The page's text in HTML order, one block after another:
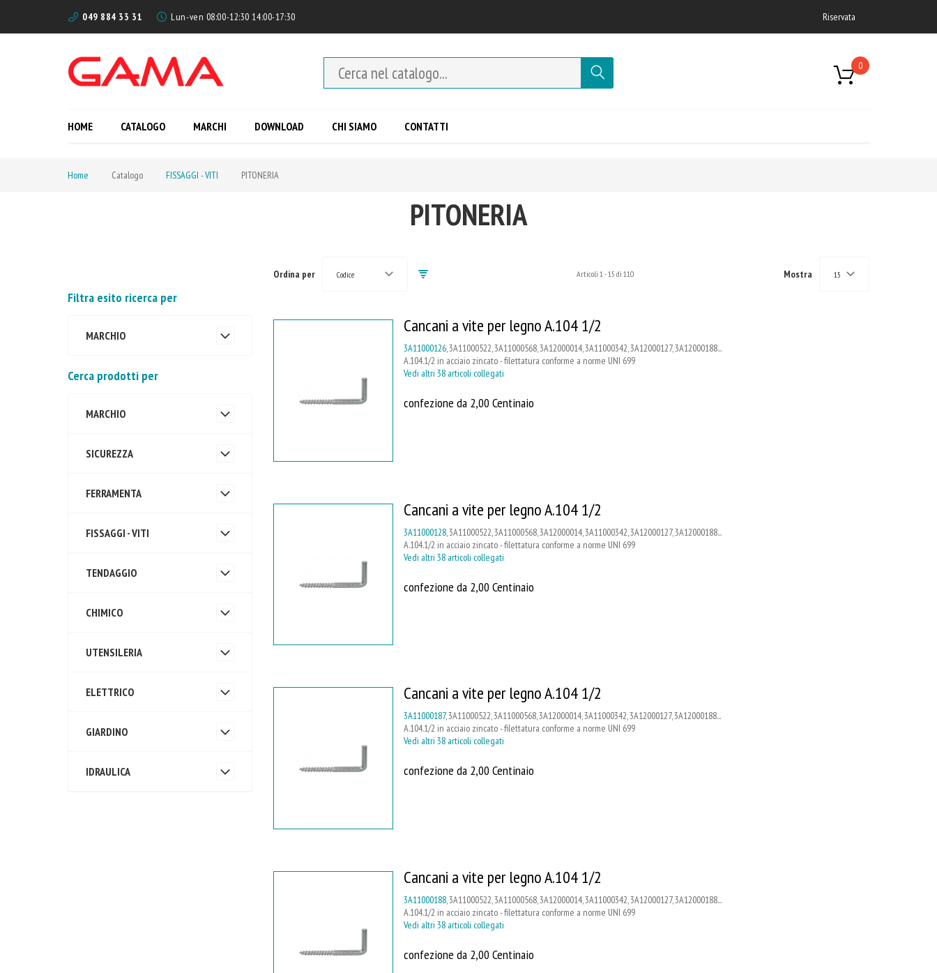
049 884 33 31 Lun-ven 08:00-12:30 14:00-17:30 Riservata
0
HOME CATALOGO MARCHI DOWNLOAD CHI SIAMO CONTATTI
Home Catalogo FISSAGGI - VITI PITONERIA
PITONERIA
Ordina per Codice Articoli 1-15 di 110 Mostra 15
Cancani a vite per legno A.104 1/2
3A11000126, 3A11000522, 3A11000568, 3A12000014, 3A11000342, 3A12000127, 3A12000188...
A.104.1/2 in acciaio zincato - filettatura conforme a norme UNI 699
Vedi altri 38 articoli collegati
confezione da 2,00 Centinaio
Cancani a vite per legno A.104 1/2
3A11000128, 3A11000522, 3A11000568, 3A12000014, 3A11000342, 3A12000127, 3A12000188...
A.104.1/2 in acciaio zincato - filettatura conforme a norme UNI 699
Vedi altri 38 articoli collegati
confezione da 2,00 Centinaio
Cancani a vite per legno A.104 1/2
3A11000187, 3A11000522, 3A11000568, 3A12000014, 3A11000342, 3A12000127, 3A12000188...
A.104.1/2 in acciaio zincato - filettatura conforme a norme UNI 699
Vedi altri 38 articoli collegati
confezione da 2,00 Centinaio
Cancani a vite per legno A.104 1/2
3A11000188, 3A11000522, 3A11000568, 3A12000014, 3A11000342, 3A12000127, 3A12000188...
A.104.1/2 in acciaio zincato - filettatura conforme a norme UNI 699
Vedi altri 38 articoli collegati
confezione da 2,00 Centinaio
Filtra esito ricerca per
MARCHIO
Cerca prodotti per
MARCHIO
SICUREZZA
FERRAMENTA
FISSAGGI - VITI
TENDAGGIO
CHIMICO
UTENSILERIA
ELETTRICO
GIARDINO
IDRAULICA